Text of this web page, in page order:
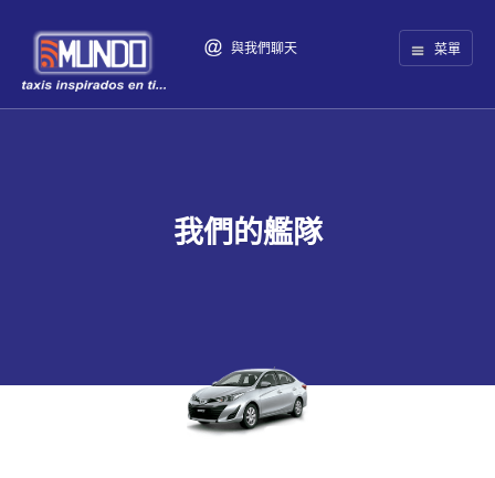
與我們聊天 菜單
我們的艦隊